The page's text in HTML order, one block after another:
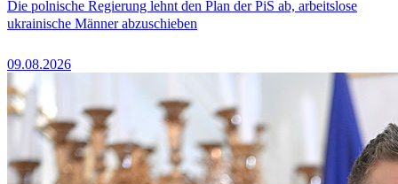
Die polnische Regierung lehnt den Plan der PiS ab, arbeitslose
ukrainische Männer abzuschieben
09.08.2026